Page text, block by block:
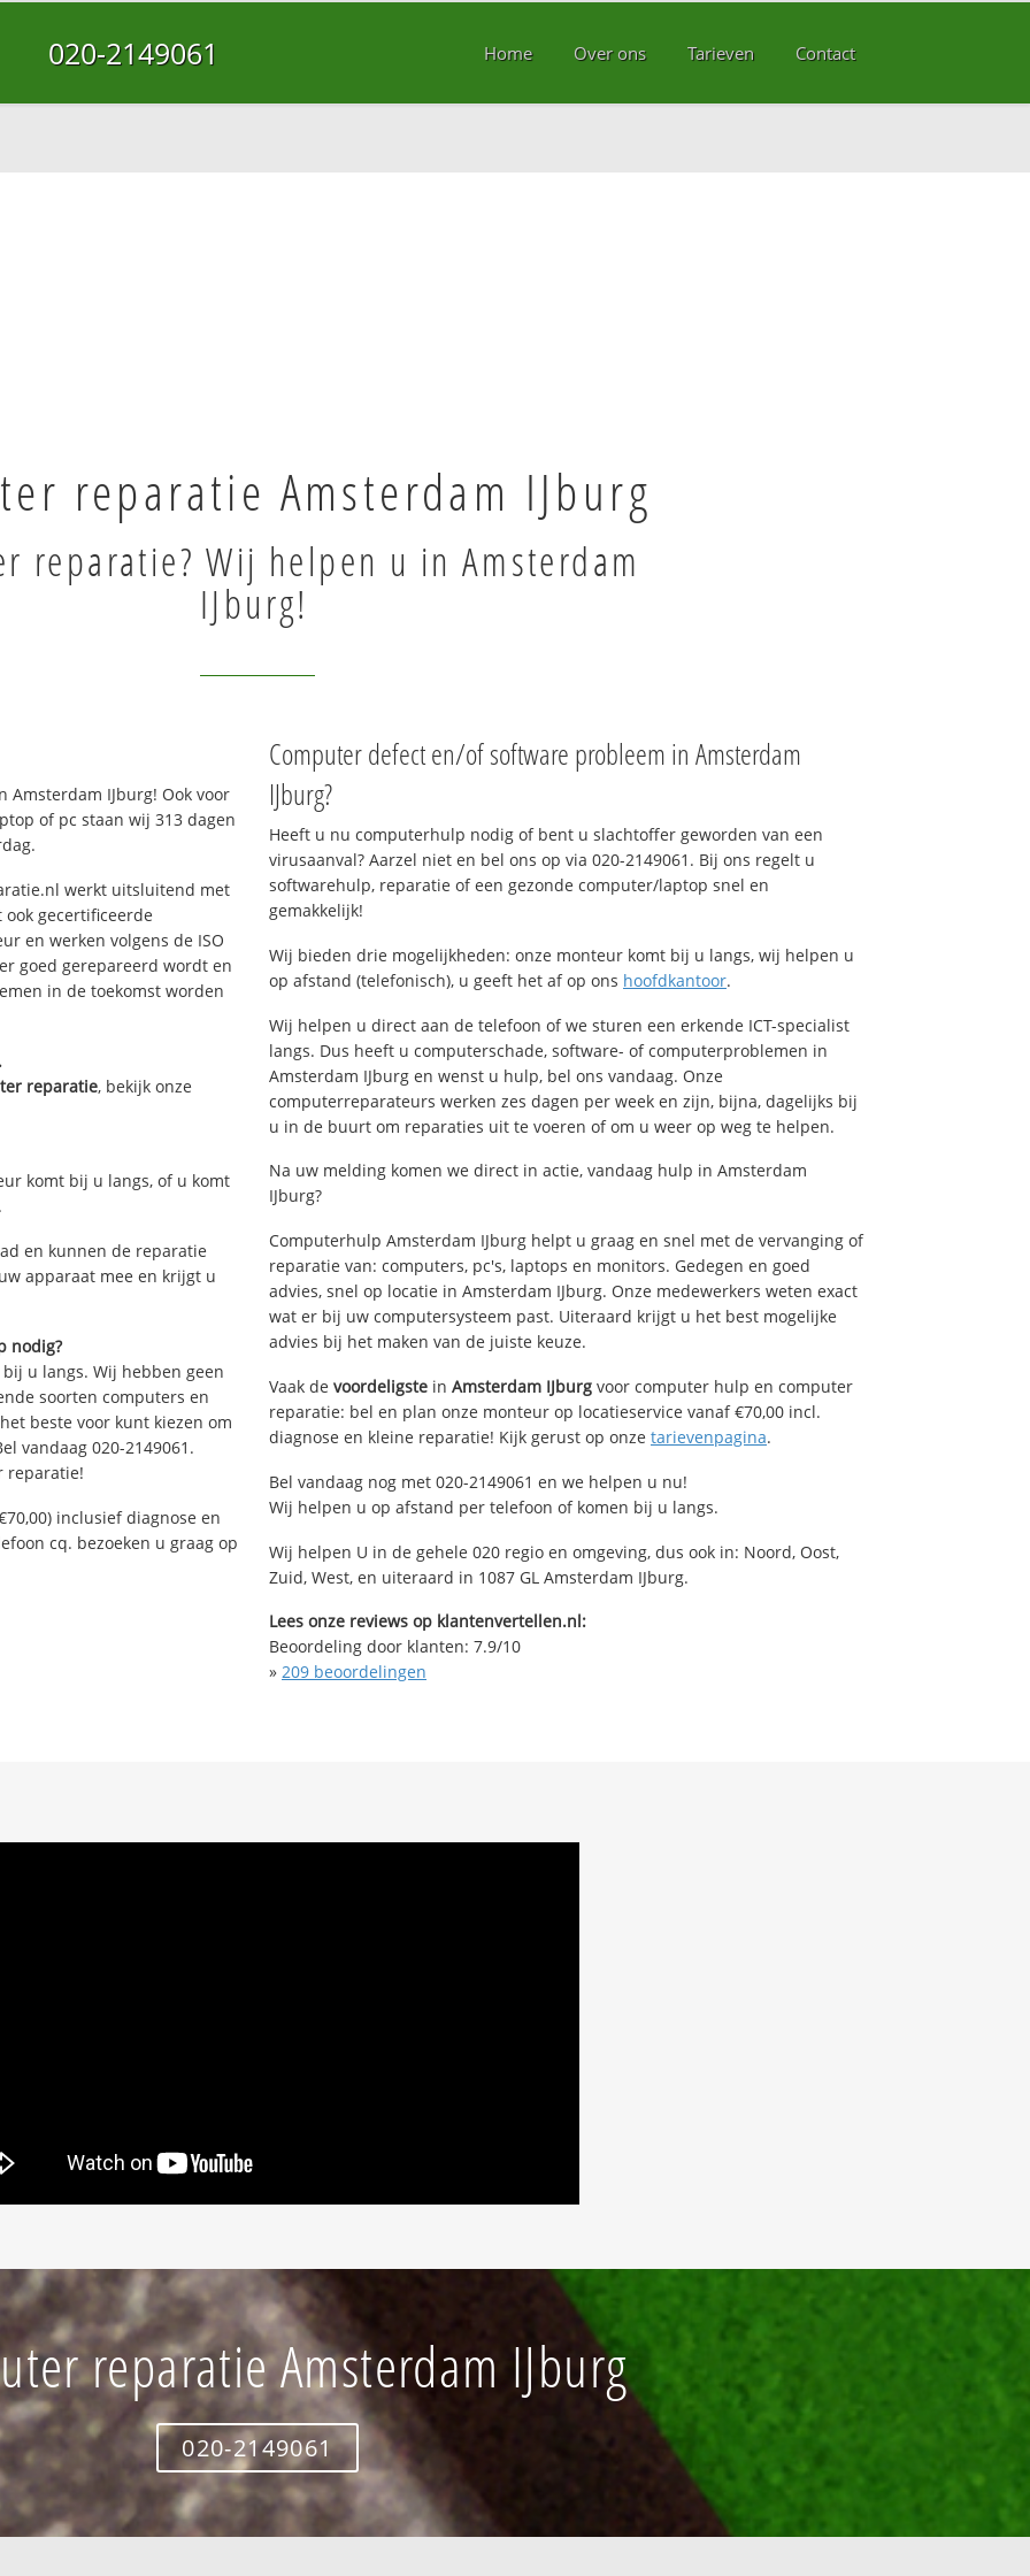
020-2149061 Home Over ons Tarieven Contact
reparatie Amsterdam IJburg
reparatie? Wij helpen u in Amsterdam
IJburg!
Amsterdam IJburg! Ook voor
of pc staan wij 313 dagen
werkt uitsluitend met
gecertificeerde
en werken volgens de ISO
goed gerepareerd wordt en
in de toekomst worden
reparatie, bekijk onze
komt bij u langs, of u komt
.
en kunnen de reparatie
apparaat mee en krijgt u
nodig?
u langs. Wij hebben geen
soorten computers en
beste voor kunt kiezen om
vandaag 020-2149061.
reparatie!
inclusief diagnose en
cq. bezoeken u graag op
Computer defect en/of software probleem in Amsterdam
IJburg?
Heeft u nu computerhulp nodig of bent u slachtoffer geworden van een
virusaanval? Aarzel niet en bel ons op via 020-2149061. Bij ons regelt u
softwarehulp, reparatie of een gezonde computer/laptop snel en
gemakkelijk!
Wij bieden drie mogelijkheden: onze monteur komt bij u langs, wij helpen u
op afstand (telefonisch), u geeft het af op ons hoofdkantoor.
Wij helpen u direct aan de telefoon of we sturen een erkende ICT-specialist
langs. Dus heeft u computerschade, software- of computerproblemen in
Amsterdam IJburg en wenst u hulp, bel ons vandaag. Onze
computerreparateurs werken zes dagen per week en zijn, bijna, dagelijks bij
u in de buurt om reparaties uit te voeren of om u weer op weg te helpen.
Na uw melding komen we direct in actie, vandaag hulp in Amsterdam
IJburg?
Computerhulp Amsterdam IJburg helpt u graag en snel met de vervanging of
reparatie van: computers, pc's, laptops en monitors. Gedegen en goed
advies, snel op locatie in Amsterdam IJburg. Onze medewerkers weten exact
wat er bij uw computersysteem past. Uiteraard krijgt u het best mogelijke
advies bij het maken van de juiste keuze.
Vaak de voordeligste in Amsterdam IJburg voor computer hulp en computer
reparatie: bel en plan onze monteur op locatieservice vanaf €70,00 incl.
diagnose en kleine reparatie! Kijk gerust op onze tarievenpagina.
Bel vandaag nog met 020-2149061 en we helpen u nu!
Wij helpen u op afstand per telefoon of komen bij u langs.
Wij helpen U in de gehele 020 regio en omgeving, dus ook in: Noord, Oost,
Zuid, West, en uiteraard in 1087 GL Amsterdam IJburg.
Lees onze reviews op klantenvertellen.nl:
Beoordeling door klanten: 7.9/10
» 209 beoordelingen
reparatie Amsterdam IJburg
020-2149061